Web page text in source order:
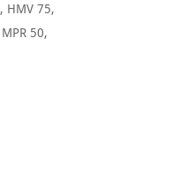
, HMV 75,
MPR 50,